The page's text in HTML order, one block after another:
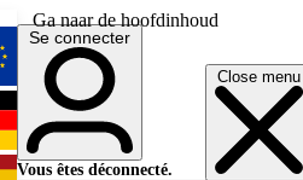
Ga naar de hoofdinhoud
Close menu
English
Deutsch
Se connecter
Vous êtes déconnecté.